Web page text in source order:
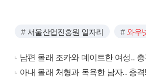
서울산업진흥원 일자리 와우
남편 몰래 조카와 데이트한 여성..
아내 몰래 처형과 목욕한 남자.. 충격!